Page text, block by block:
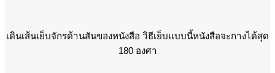
เดินเส้นเย็บจักรด้านสันของหนังสือ วิธีเย็บแบบนี้หนังสือจะกางได้สุด
180 องศา